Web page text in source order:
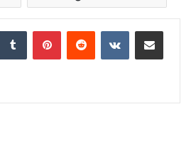
Tumblr PinterestReddit VKontakteShare via Email